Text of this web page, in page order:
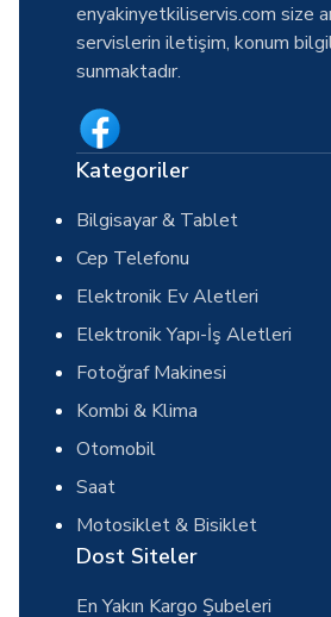
enyakinyetkiliservis.com size
servislerin iletişim, konum
sunmaktadır.
Kategoriler
Bilgisayar & Tablet
Cep Telefonu
Elektronik Ev Aletleri
Elektronik Yapı-İş Aletleri
Fotoğraf Makinesi
Kombi & Klima
Otomobil
Saat
Motosiklet & Bisiklet
Dost Siteler
En Yakın Kargo Şubeleri